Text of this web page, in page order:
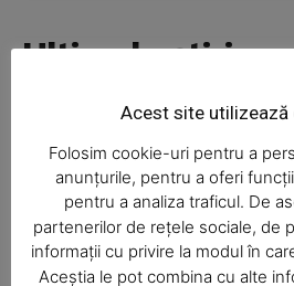
SUBSCRIBE
Ultimele ştiri
Şofa beat, cu
I-aţi văzut?
Acest site utilizează
Folosim cookie-uri pentru a
anunțurile, pentru a oferi
pentru a analiza traficul. De
partenerilor de rețele sociale, de
informații cu privire la modul în
Aceștia le pot combina cu alte